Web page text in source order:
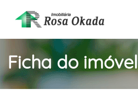
Ficha do imóvel